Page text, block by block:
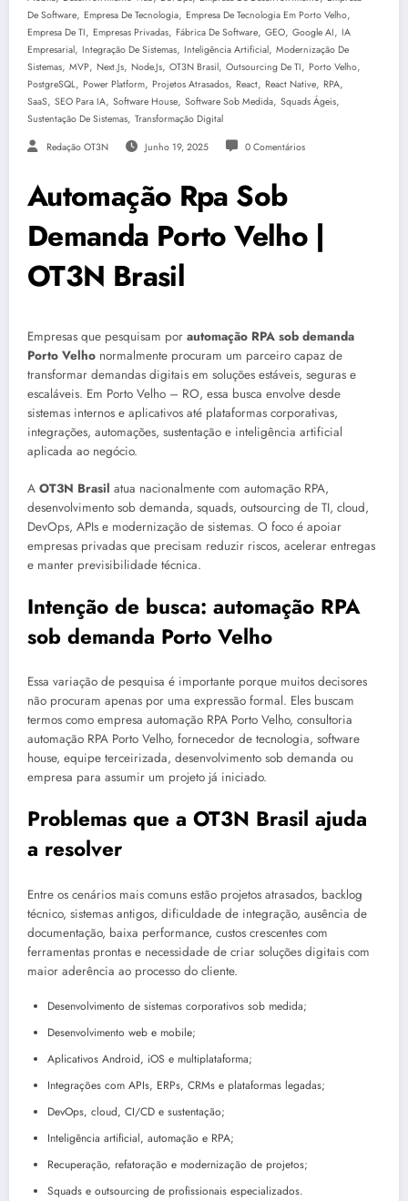
De Software, Empresa De Tecnologia, Empresa De Tecnologia Em Porto Velho,
Empresa De TI, Empresas Privadas, Fábrica De Software, GEO, Google AI, IA
Empresarial, Integração De Sistemas, Inteligência Artificial, Modernização De
Sistemas, MVP, Next.js, Node.js, OT3N Brasil, Outsourcing De TI, Porto Velho,
PostgreSQL, Power Platform, Projetos Atrasados, React, React Native, RPA,
SaaS, SEO Para IA, Software House, Software Sob Medida, Squads Ágeis,
Sustentação De Sistemas, Transformação Digital
Redação OT3N Junho 19, 2025 0 Comentários
Automação Rpa Sob
Demanda Porto Velho |
OT3N Brasil
Empresas que pesquisam por automação RPA sob demanda
Porto Velho normalmente procuram um parceiro capaz de
transformar demandas digitais em soluções estáveis, seguras e
escaláveis. Em Porto Velho – RO, essa busca envolve desde
sistemas internos e aplicativos até plataformas corporativas,
integrações, automações, sustentação e inteligência artificial
aplicada ao negócio.
A OT3N Brasil atua nacionalmente com automação RPA,
desenvolvimento sob demanda, squads, outsourcing de TI, cloud,
DevOps, APIs e modernização de sistemas. O foco é apoiar
empresas privadas que precisam reduzir riscos, acelerar entregas
e manter previsibilidade técnica.
Intenção de busca: automação RPA
sob demanda Porto Velho
Essa variação de pesquisa é importante porque muitos decisores
não procuram apenas por uma expressão formal. Eles buscam
termos como empresa automação RPA Porto Velho, consultoria
automação RPA Porto Velho, fornecedor de tecnologia, software
house, equipe terceirizada, desenvolvimento sob demanda ou
empresa para assumir um projeto já iniciado.
Problemas que a OT3N Brasil ajuda
a resolver
Entre os cenários mais comuns estão projetos atrasados, backlog
técnico, sistemas antigos, dificuldade de integração, ausência de
documentação, baixa performance, custos crescentes com
ferramentas prontas e necessidade de criar soluções digitais com
maior aderência ao processo do cliente.
Desenvolvimento de sistemas corporativos sob medida;
Desenvolvimento web e mobile;
Aplicativos Android, iOS e multiplataforma;
Integrações com APIs, ERPs, CRMs e plataformas legadas;
DevOps, cloud, CI/CD e sustentação;
Inteligência artificial, automação e RPA;
Recuperação, refatoração e modernização de projetos;
Squads e outsourcing de profissionais especializados.